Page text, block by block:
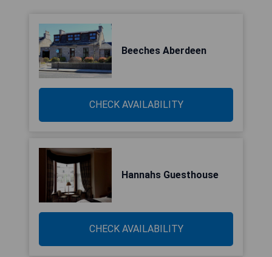
Beeches Aberdeen
CHECK AVAILABILITY
Hannahs Guesthouse
CHECK AVAILABILITY